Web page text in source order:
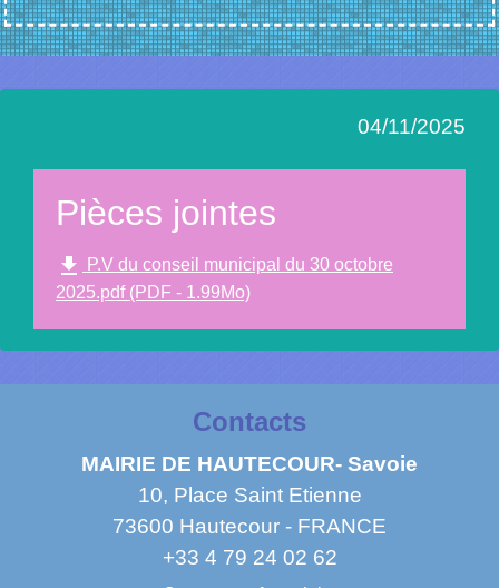
04/11/2025
Pièces jointes
file_download
P.V du conseil municipal du 30 octobre
2025.pdf (PDF - 1.99Mo)
Contacts
MAIRIE DE HAUTECOUR- Savoie
10, Place Saint Etienne
73600 Hautecour - FRANCE
+33 4 79 24 02 62